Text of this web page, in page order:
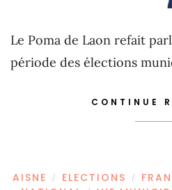
Le Poma de Laon refait
période des élections
CONTINUE
AISNE / ELECTIONS /